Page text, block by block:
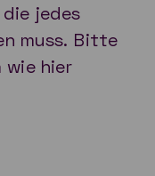
jedes
muss. Bitte
wie hier